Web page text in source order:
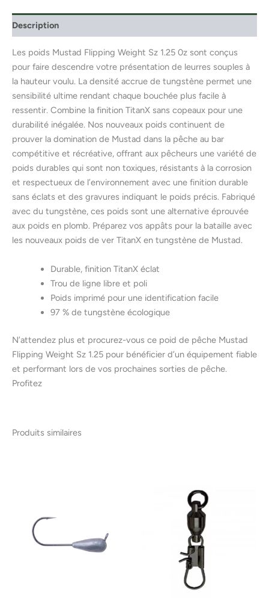
Description
Les poids Mustad Flipping Weight Sz 1.25 0z sont conçus
pour faire descendre votre présentation de leurres souples à
la hauteur voulu. La densité accrue de tungstène permet une
sensibilité ultime rendant chaque bouchée plus facile à
ressentir. Combine la finition TitanX sans copeaux pour une
durabilité inégalée. Nos nouveaux poids continuent de
prouver la domination de Mustad dans la pêche au bar
compétitive et récréative, offrant aux pêcheurs une variété de
poids durables qui sont non toxiques, résistants à la corrosion
et respectueux de l’environnement avec une finition durable
sans éclats et des gravures indiquant le poids précis. Fabriqué
avec du tungstène, ces poids sont une alternative éprouvée
aux poids en plomb. Préparez vos appâts pour la bataille avec
les nouveaux poids de ver TitanX en tungstène de Mustad.
Durable, finition TitanX éclat
Trou de ligne libre et poli
Poids imprimé pour une identification facile
97 % de tungstène écologique
N’attendez plus et procurez-vous ce poid de pêche Mustad
Flipping Weight Sz 1.25 pour bénéficier d’un équipement fiable
et performant lors de vos prochaines sorties de pêche.
Profitez
Produits similaires